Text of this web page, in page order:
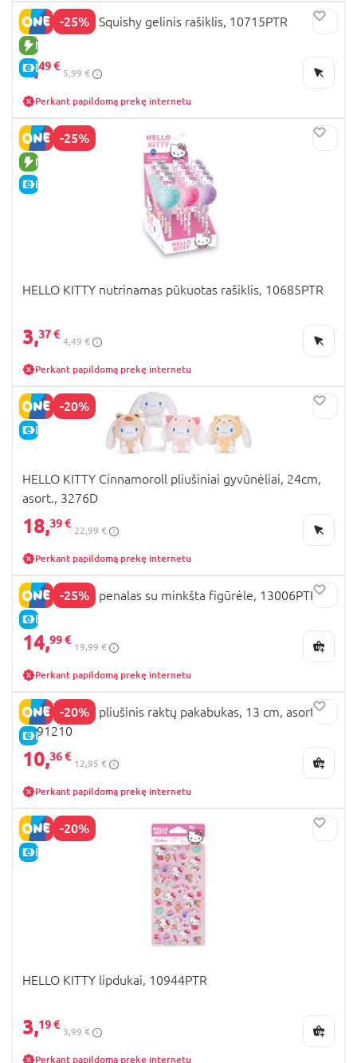
-25%
NAUJA PREKĖ
E-KAINA
HELLO KITTY Squishy gelinis rašiklis, 10715PTR
4,49 €
5,99 €
Perkant papildomą prekę internetu
-25%
NAUJA PREKĖ
E-KAINA
HELLO KITTY nutrinamas pūkuotas rašiklis, 10685PTR
3,37 €
4,49 €
Perkant papildomą prekę internetu
-20%
E-KAINA
HELLO KITTY Cinnamoroll pliušiniai gyvūnėliai, 24cm,
asort., 3276D
18,39 €
22,99 €
Perkant papildomą prekę internetu
-25%
E-KAINA
HELLO KITTY penalas su minkšta figūrėle, 13006PTR
14,99 €
19,99 €
Perkant papildomą prekę internetu
-20%
E-KAINA
HELLO KITTY pliušinis raktų pakabukas, 13 cm, asort.,
2291210
10,36 €
12,95 €
Perkant papildomą prekę internetu
-20%
E-KAINA
HELLO KITTY lipdukai, 10944PTR
3,19 €
3,99 €
Perkant papildomą prekę internetu